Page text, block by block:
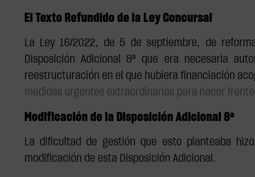
El Texto Refundido de la Ley Concursal
La Ley 16/2022, de 5 de septiembre, de
Disposición Adicional 8ª que era necesaria
reestructuración en el que hubiera financiación
medidas urgentes extraordinarias para hacer
Modificación de la Disposición Adicional 8ª
La dificultad de gestión que esto planteaba
modificación de esta Disposición Adicional.